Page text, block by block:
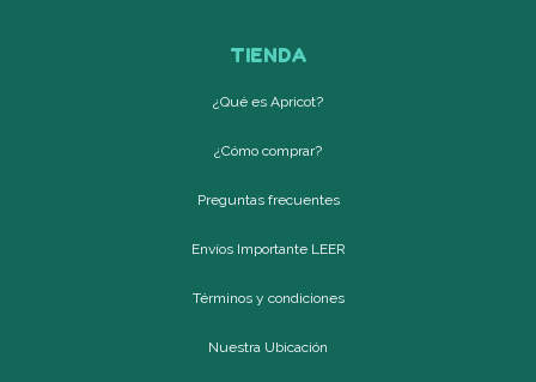
TIENDA
¿Qué es Apricot?
¿Cómo comprar?
Preguntas frecuentes
Envíos Importante LEER
Términos y condiciones
Nuestra Ubicación